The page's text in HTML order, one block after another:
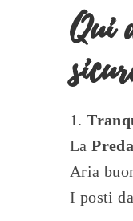
Qui
La
Aria
I posti